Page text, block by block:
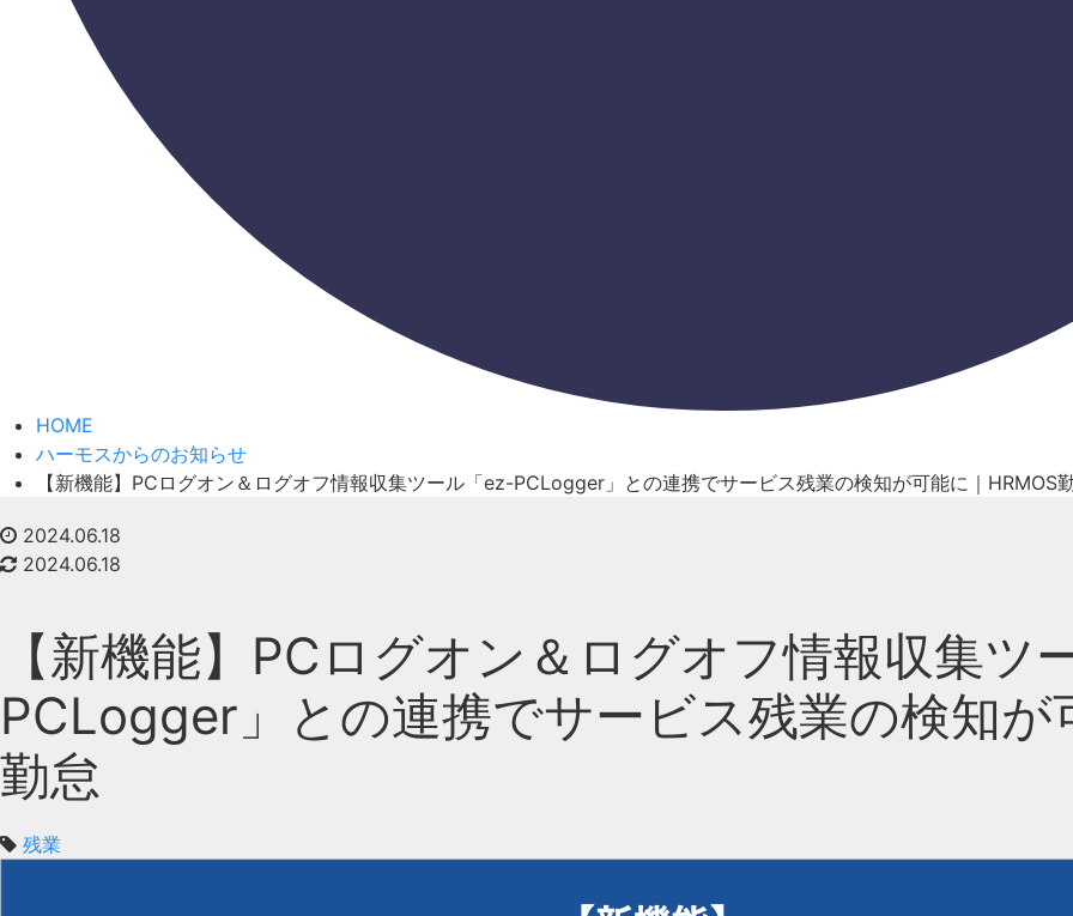
HOME
ハーモスからのお知らせ
【新機能】PCログオン＆ログオフ情報収集ツール「ez-PCLogger」との連携でサービス残業の検知が可能に｜HRMOS
2024.06.18
2024.06.18
【新機能】PCログオン＆ログオフ情報収集ツ
PCLogger」との連携でサービス残業の検知が
勤怠
残業